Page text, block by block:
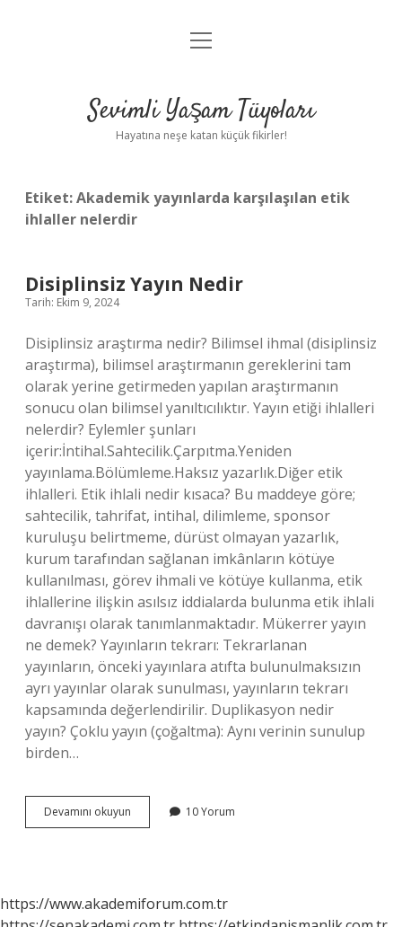
Anasayfa
Yasal Uyarı
menüyü
Sevimli Yaşam Tüyoları
Hayatına neşe katan küçük fikirler!
Etiket:Akademik yayınlarda karşılaşılan etik
ihlaller nelerdir
Disiplinsiz Yayın Nedir
Tarih: Ekim 9, 2024
Disiplinsiz araştırma nedir? Bilimsel ihmal (disiplinsiz
araştırma), bilimsel araştırmanın gereklerini tam
olarak yerine getirmeden yapılan araştırmanın
sonucu olan bilimsel yanıltıcılıktır. Yayın etiği ihlalleri
nelerdir? Eylemler şunları
içerir:İntihal.Sahtecilik.Çarpıtma.Yeniden
yayınlama.Bölümleme.Haksız yazarlık.Diğer etik
ihlalleri. Etik ihlali nedir kısaca? Bu maddeye göre;
sahtecilik, tahrifat, intihal, dilimleme, sponsor
kuruluşu belirtmeme, dürüst olmayan yazarlık,
kurum tarafından sağlanan imkânların kötüye
kullanılması, görev ihmali ve kötüye kullanma, etik
ihlallerine ilişkin asılsız iddialarda bulunma etik ihlali
davranışı olarak tanımlanmaktadır. Mükerrer yayın
ne demek? Yayınların tekrarı: Tekrarlanan
yayınların, önceki yayınlara atıfta bulunulmaksızın
ayrı yayınlar olarak sunulması, yayınların tekrarı
kapsamında değerlendirilir. Duplikasyon nedir
yayın? Çoklu yayın (çoğaltma): Aynı verinin sunulup
birden…
Devamını okuyun Disiplinsiz
Yayın
10 Yorum
https://www.akademiforum.com.tr